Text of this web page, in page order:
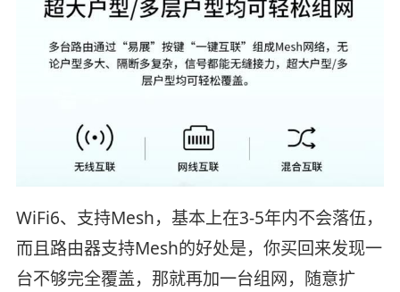
WiFi6、支持Mesh，基本上在3-5年内不会落伍，
而且路由器支持Mesh的好处是，你买回来发现一
台不够完全覆盖，那就再加一台组网，随意扩